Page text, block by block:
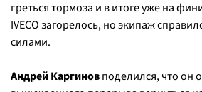
греться тормоза и в итоге уже на
IVECO загорелось, но экипаж
силами.
Андрей Каргиновподелился, что он